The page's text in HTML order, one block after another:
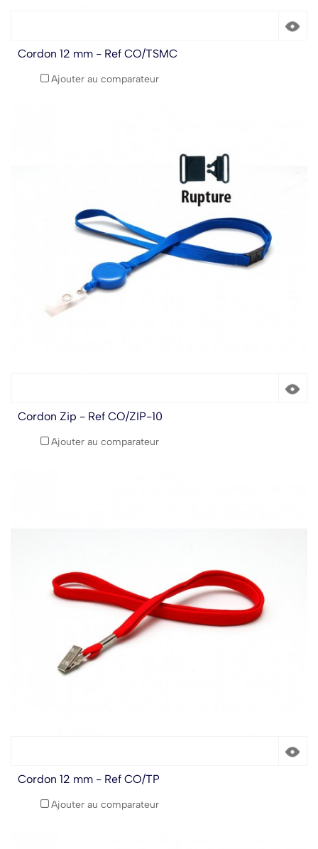
Cordon 12 mm - Ref CO/TSMC
Ajouter au comparateur
Cordon Zip - Ref CO/ZIP-10
Ajouter au comparateur
Cordon 12 mm - Ref CO/TP
Ajouter au comparateur